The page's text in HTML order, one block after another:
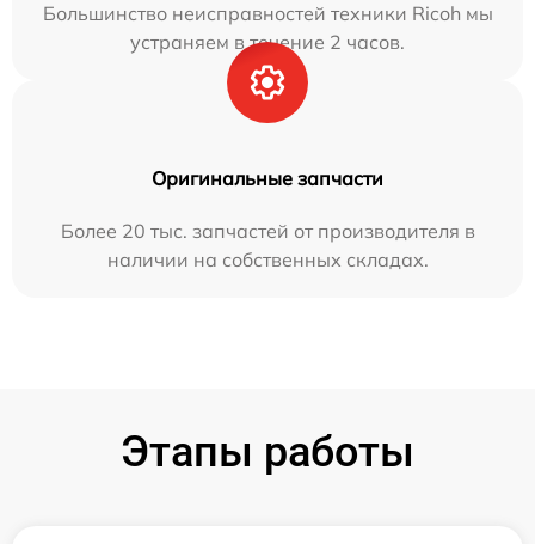
Большинство неисправностей техники Ricoh мы
устраняем в течение 2 часов.
Оригинальные запчасти
Более 20 тыс. запчастей от производителя в
наличии на собственных складах.
Этапы работы